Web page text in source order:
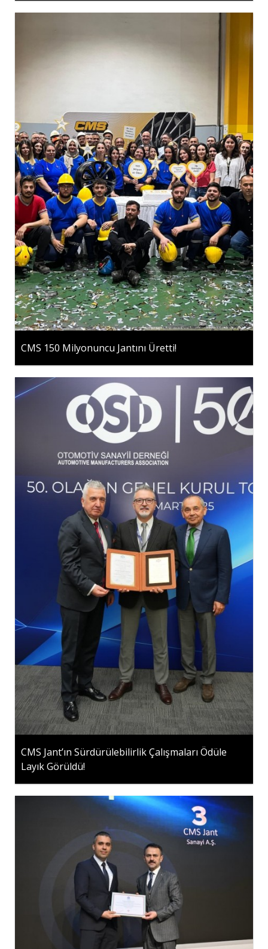
CMS 150 Milyonuncu Jantını Üretti!
CMS Jant’ın Sürdürülebilirlik Çalışmaları Ödüle
Layık Görüldü!